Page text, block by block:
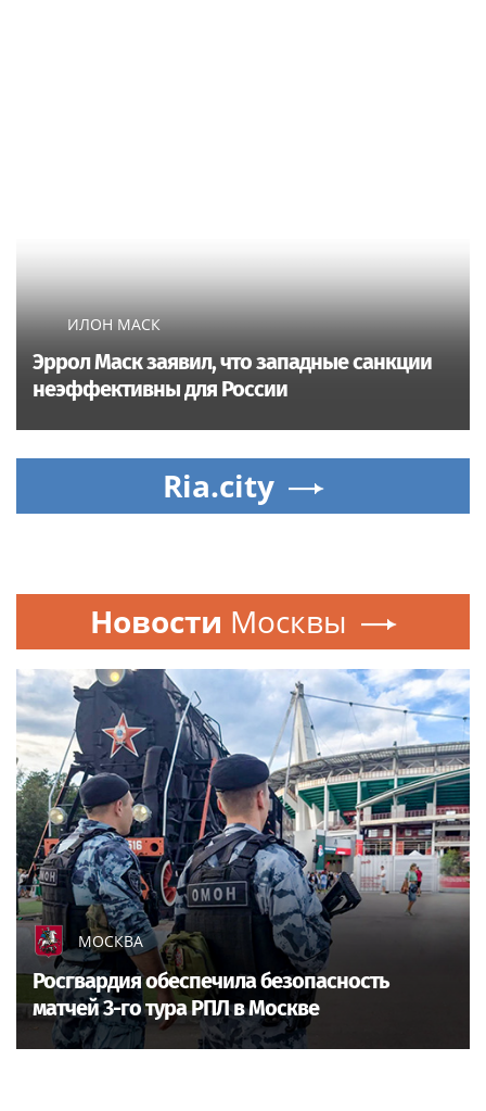
ИЛОН МАСК
Эррол Маск заявил, что западные санкции
неэффективны для России
Ria.city
Новости Москвы
МОСКВА
Росгвардия обеспечила безопасность
матчей 3-го тура РПЛ в Москве